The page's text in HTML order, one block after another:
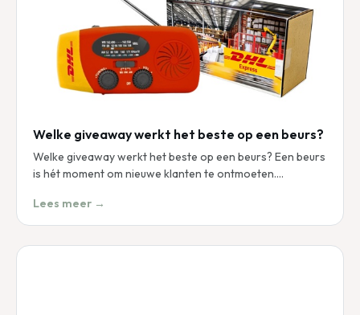
Welke giveaway werkt het beste op een beurs?
Welke giveaway werkt het beste op een beurs? Een beurs
is hét moment om nieuwe klanten te ontmoeten.…
Lees meer →